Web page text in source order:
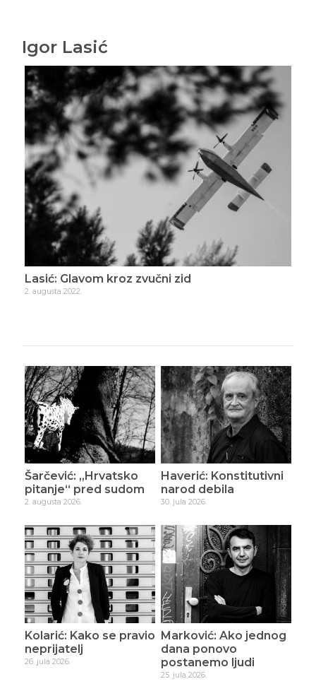
Igor Lasić
Lasić: Glavom kroz zvučni zid
2. augusta 2022.
Šarčević: „Hrvatsko
pitanje“ pred sudom
2. augusta 2026.
Haverić: Konstitutivni
narod debila
30. jula 2026.
Kolarić: Kako se pravio
neprijatelj
26. jula 2026.
Marković: Ako jednog
dana ponovo
postanemo ljudi
25. jula 2026.